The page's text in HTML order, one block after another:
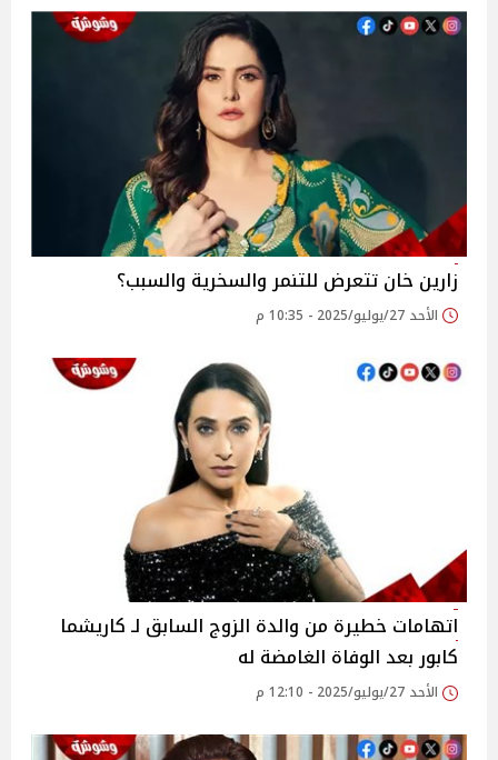
زارين خان تتعرض للتنمر والسخرية والسبب؟
الأحد 27/يوليو/2025 - 10:35 م
اتهامات خطيرة من والدة الزوج السابق لـ كاريشما
كابور بعد الوفاة الغامضة له
الأحد 27/يوليو/2025 - 12:10 م